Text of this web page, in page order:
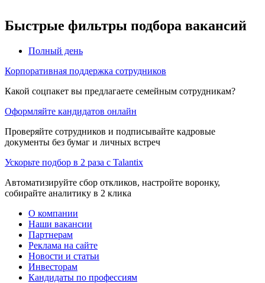
Быстрые фильтры подбора вакансий
Полный день
Корпоративная поддержка сотрудников
Какой соцпакет вы предлагаете семейным сотрудникам?
Оформляйте кандидатов онлайн
Проверяйте сотрудников и подписывайте кадровые
документы без бумаг и личных встреч
Ускорьте подбор в 2 раза с Talantix
Автоматизируйте сбор откликов, настройте воронку,
собирайте аналитику в 2 клика
О компании
Наши вакансии
Партнерам
Реклама на сайте
Новости и статьи
Инвесторам
Кандидаты по профессиям